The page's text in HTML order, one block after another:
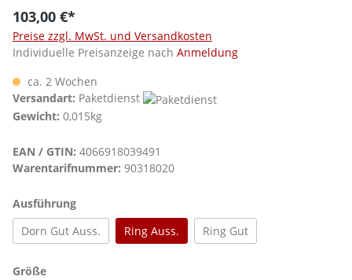
103,00 €*
Preise zzgl. MwSt. und Versandkosten
Individuelle Preisanzeige nach Anmeldung
ca. 2 Wochen
Versandart: Paketdienst
Gewicht: 0,015kg
EAN / GTIN: 4066918039491
Warentarifnummer: 90318020
Ausführungauswählen
Dorn Gut Auss.
Ring Auss. Ring Gut
Größeauswählen